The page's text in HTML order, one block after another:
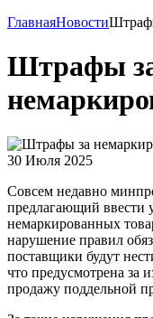
ГлавнаяНовости
Штрафы
30 Июля 2025
Совсем недавно
предлагающий ввести
немаркированных
нарушение правил
поставщики будут
что предусмотрена за
продажу поддельной